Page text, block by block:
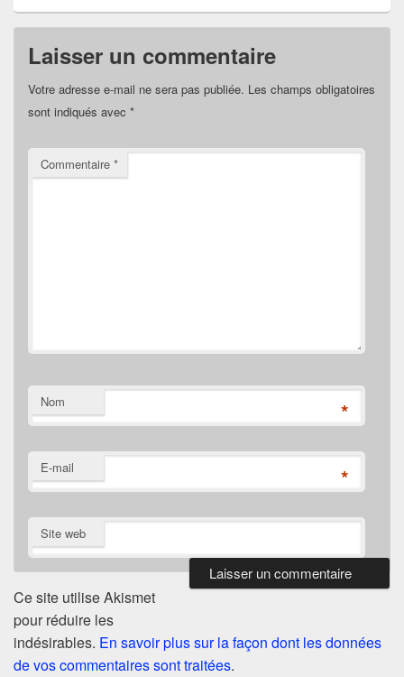
Laisser un commentaire
Votre adresse e-mail ne sera pas publiée. Les champs obligatoires
sont indiqués avec *
Commentaire *
Nom *
E-mail *
Site web
Ce site utilise Akismet
pour réduire les
indésirables. En savoir plus sur la façon dont les données
de vos commentaires sont traitées.